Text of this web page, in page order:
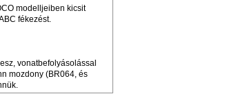
modelljeiben kicsit
fékezést.
vonatbefolyásolással
mozdony (BR064, és